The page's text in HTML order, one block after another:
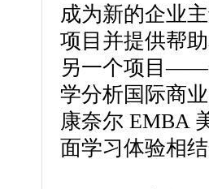
成为新的企业
项目并提供帮
另一个项目——
学分析国际商
康奈尔 EMBA
面学习体验相